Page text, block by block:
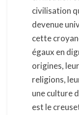
civilisation
devenue
cette
égaux en
origines,
religions,
une culture
est le